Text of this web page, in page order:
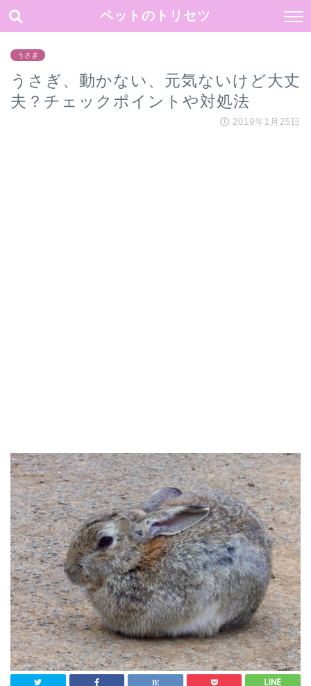
ペットのトリセツ
うさぎ
うさぎ、動かない、元気ないけど大丈
夫？チェックポイントや対処法
2019年1月25日